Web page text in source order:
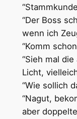
“Der Boss
wenn ich
“Komm
“Sieh mal
Licht,
“Wie sollich
“Nagut,
aber